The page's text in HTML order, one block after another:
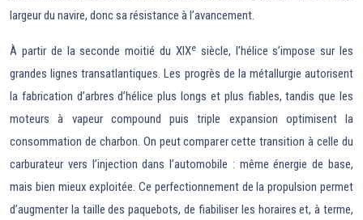
largeur du navire, donc sa résistance à l’avancement.
À partir de la seconde moitié du XIXesiècle, l’hélice s’impose sur les
grandes lignes transatlantiques. Les progrès de la métallurgie autorisent
la fabrication d’arbres d’hélice plus longs et plus fiables, tandis que les
moteurs à vapeur compound puis triple expansion optimisent la
consommation de charbon. On peut comparer cette transition à celle du
carburateur vers l’injection dans l’automobile : même énergie de base,
mais bien mieux exploitée. Ce perfectionnement de la propulsion permet
d’augmenter la taille des paquebots, de fiabiliser les horaires et, à terme,